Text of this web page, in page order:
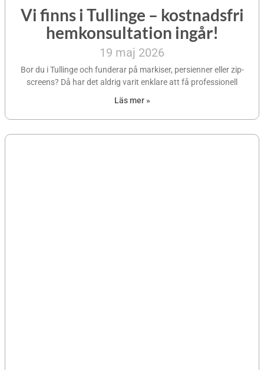
Vi finns i Tullinge – kostnadsfri
hemkonsultation ingår!
19 maj 2026
Bor du i Tullinge och funderar på markiser, persienner eller zip-
screens? Då har det aldrig varit enklare att få professionell
Läs mer »